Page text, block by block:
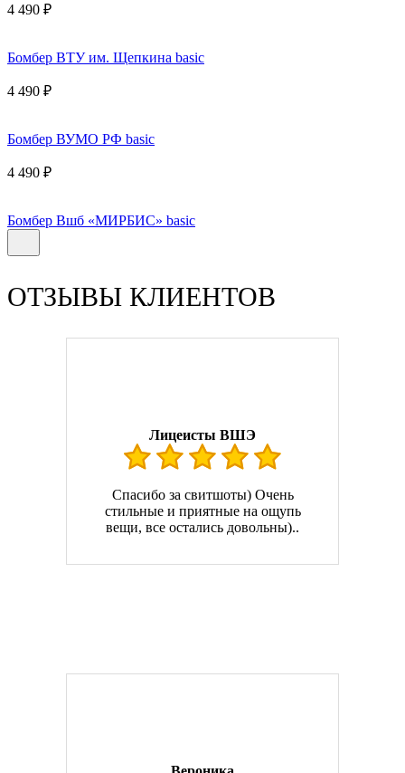
4 490 ₽
Бомбер ВТУ им. Щепкина basic
4 490 ₽
Бомбер ВУМО РФ basic
4 490 ₽
Бомбер Вшб «МИРБИС» basic
ОТЗЫВЫ КЛИЕНТОВ
Лицеисты ВШЭ
Спасибо за свитшоты) Очень
стильные и приятные на ощупь
вещи, все остались довольны)..